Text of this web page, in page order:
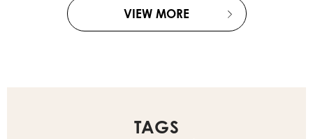
VIEW MORE
TAGS